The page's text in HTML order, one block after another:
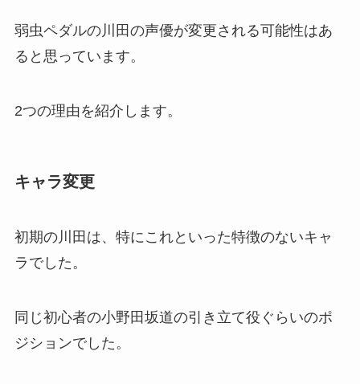
弱虫ペダルの川田の声優が変更される可能性はあ
ると思っています。
2つの理由を紹介します。
キャラ変更
初期の川田は、特にこれといった特徴のないキャ
ラでした。
同じ初心者の小野田坂道の引き立て役ぐらいのポ
ジションでした。